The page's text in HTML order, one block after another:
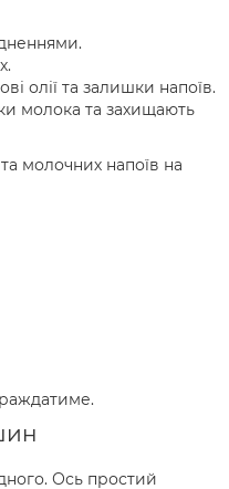
олії та залишки напоїв.
молока та захищають
молочних напоїв на
Ось простий